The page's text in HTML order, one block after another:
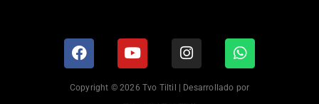
Copyright © 2026 Tvo Tiltil | Desarrollado por